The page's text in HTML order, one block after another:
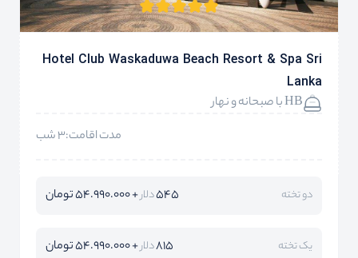
Hotel Club Waskaduwa Beach Resort & Spa Sri
Lanka
HB با صبحانه و نهار
مدت اقامت:3 شب
دو تخته 545دلار+ 54.990.000 تومان
یک تخته 815دلار+ 54.990.000 تومان